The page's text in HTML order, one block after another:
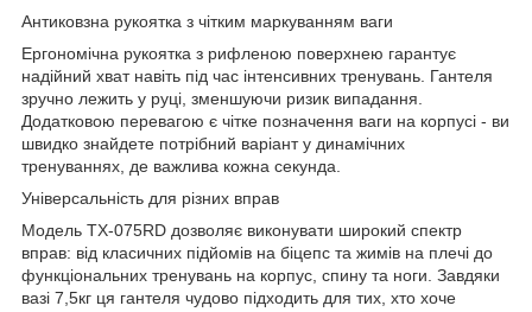
Антиковзна рукоятка з чітким маркуванням ваги
Ергономічна рукоятка з рифленою поверхнею гарантує
надійний хват навіть під час інтенсивних тренувань. Гантеля
зручно лежить у руці, зменшуючи ризик випадання.
Додатковою перевагою є чітке позначення ваги на корпусі - ви
швидко знайдете потрібний варіант у динамічних
тренуваннях, де важлива кожна секунда.
Універсальність для різних вправ
Модель TX-075RD дозволяє виконувати широкий спектр
вправ: від класичних підйомів на біцепс та жимів на плечі до
функціональних тренувань на корпус, спину та ноги. Завдяки
вазі 7,5кг ця гантеля чудово підходить для тих, хто хоче